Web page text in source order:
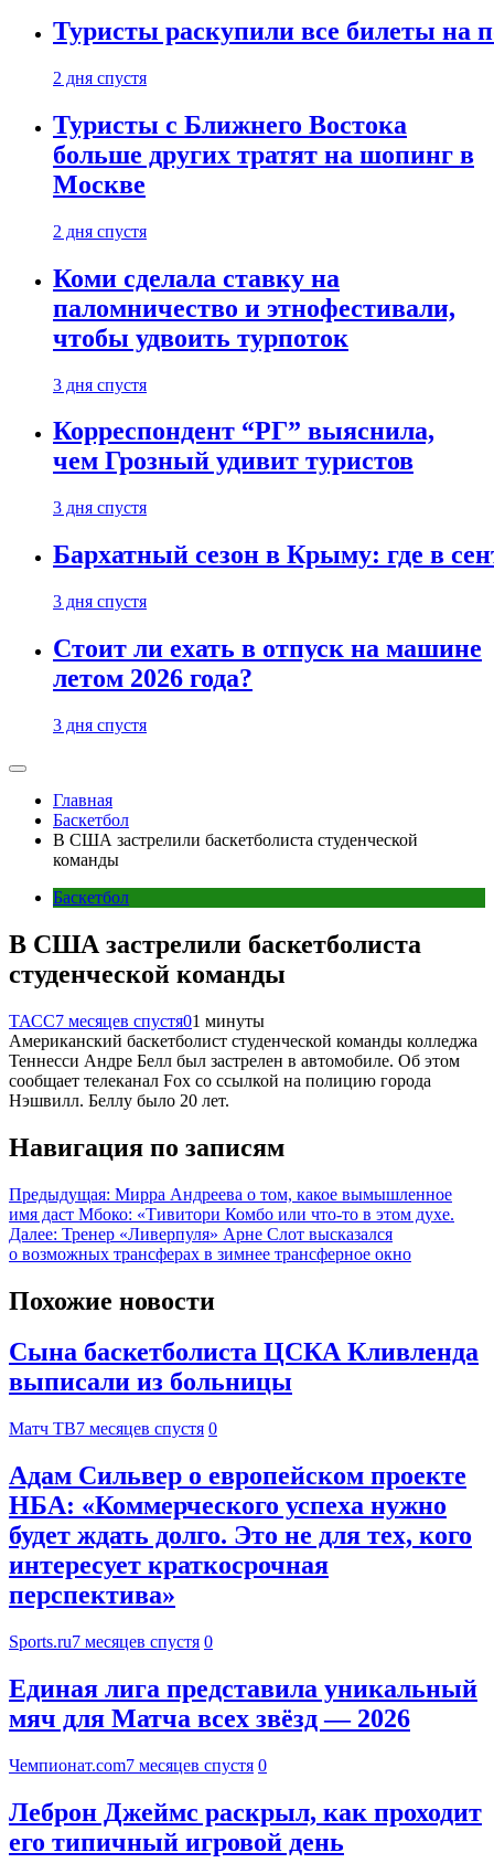
Туристы раскупили все билеты на
2 дня спустя
Туристы с Ближнего Востока
больше других тратят на шопинг в
Москве
2 дня спустя
Коми сделала ставку на
паломничество и этнофестивали,
чтобы удвоить турпоток
3 дня спустя
Корреспондент “РГ” выяснила,
чем Грозный удивит туристов
3 дня спустя
Бархатный сезон в Крыму: где в
3 дня спустя
Стоит ли ехать в отпуск на машине
летом 2026 года?
3 дня спустя
Главная
Баскетбол
В США застрелили баскетболиста студенческой
команды
Баскетбол
В США застрелили баскетболиста
студенческой команды
ТАСС7 месяцев спустя01 минуты
Американский баскетболист студенческой команды колледжа
Теннесси Андре Белл был застрелен в автомобиле. Об этом
сообщает телеканал Fox со ссылкой на полицию города
Нэшвилл. Беллу было 20 лет.
Навигация по записям
Предыдущая: Мирра Андреева о том, какое вымышленное
имя даст Мбоко: «Тивитори Комбо или что-то в этом духе.
Далее: Тренер «Ливерпуля» Арне Слот высказался
о возможных трансферах в зимнее трансферное окно
Похожие новости
Сына баскетболиста ЦСКА Кливленда
выписали из больницы
Матч ТВ7 месяцев спустя 0
Адам Сильвер о европейском проекте
НБА: «Коммерческого успеха нужно
будет ждать долго. Это не для тех, кого
интересует краткосрочная
перспектива»
Sports.ru7 месяцев спустя 0
Единая лига представила уникальный
мяч для Матча всех звёзд — 2026
Чемпионат.com7 месяцев спустя 0
Леброн Джеймс раскрыл, как проходит
его типичный игровой день